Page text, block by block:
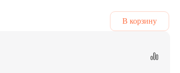
В корзину